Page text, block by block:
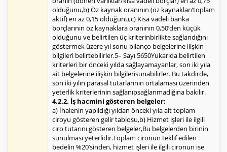
olduğunu,b) Öz kaynak oranının (öz kaynaklar/toplam
aktif) en az 0,15 olduğunu,c) Kısa vadeli banka
borçlarının öz kaynaklara oranının 0,50’den küçük
olduğunu ve belirtilen üç kriterinbirlikte sağlandığını
göstermek üzere yıl sonu bilanço belgelerine ilişkin
bilgileri belirtebilirler.5– Sayı 5650Yukarıda belirtilen
kriterleri bir önceki yılda sağlayamayanlar, son iki yıla
ait belgelerine ilişkin bilgilerisunabilirler. Bu takdirde,
son iki yılın parasal tutarlarının ortalaması üzerinden
yeterlik kriterlerinin sağlanıpsağlanmadığına bakılır.
4.2.2. İş hacmini gösteren belgeler:
a) İhalenin yapıldığı yıldan önceki yıla ait toplam
ciroyu gösteren gelir tablosu,b) Hizmet işleri ile ilgili
ciro tutarını gösteren belgeler,Bu belgelerden birinin
sunulması yeterlidir.Toplam cironun teklif edilen
bedelin %20’sinden, hizmet işleri ile ilgili cironun ise